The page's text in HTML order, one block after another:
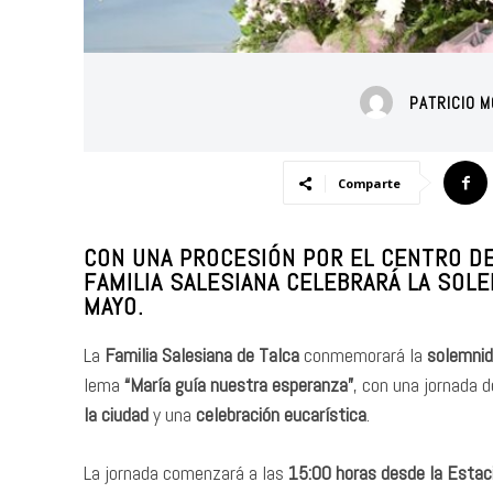
PATRICIO
Comparte
CON UNA PROCESIÓN POR EL CENTRO
FAMILIA SALESIANA CELEBRARÁ LA
MAYO.
La Familia Salesiana de Talcaconmemorará la
lema “María guía nuestra esperanza”, con una jornada
la ciudady una celebración eucarística.
La jornada comenzará a las 15:00 horas desde la